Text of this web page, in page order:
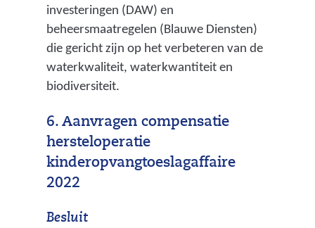
investeringen (DAW) en
beheersmaatregelen (Blauwe Diensten)
die gericht zijn op het verbeteren van de
waterkwaliteit, waterkwantiteit en
biodiversiteit.
6. Aanvragen compensatie
hersteloperatie
kinderopvangtoeslagaffaire
2022
Besluit